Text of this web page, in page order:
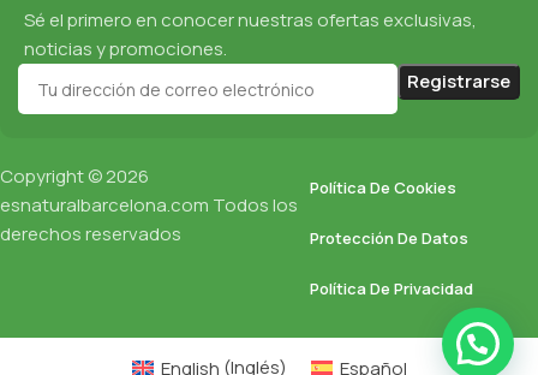
Sé el primero en conocer nuestras ofertas exclusivas,
noticias y promociones.
Copyright © 2026
esnaturalbarcelona.com Todos los
derechos reservados
Política De Cookies
Protección De Datos
Política De Privacidad
English (Inglés) Español